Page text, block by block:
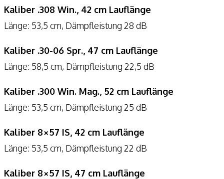
Kaliber .308 Win., 42 cm Lauflänge
Länge: 53,5 cm, Dämpfleistung 28 dB
Kaliber .30-06 Spr., 47 cm Lauflänge
Länge: 58,5 cm, Dämpfleistung 22,5 dB
Kaliber .300 Win. Mag., 52 cm Lauflänge
Länge: 53,5 cm, Dämpfleistung 25 dB
Kaliber 8×57 IS, 42 cm Lauflänge
Länge: 53,5 cm, Dämpfleistung 22 dB
Kaliber 8×57 IS, 47 cm Lauflänge